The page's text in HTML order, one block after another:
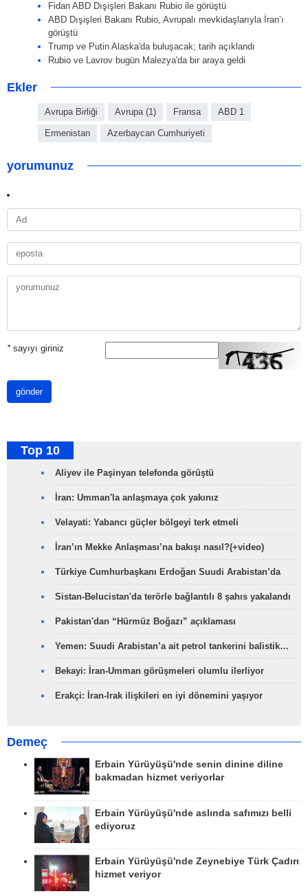
Fidan ABD Dışişleri Bakanı Rubio ile görüştü
ABD Dışişleri Bakanı Rubio, Avrupalı mevkidaşlarıyla İran’ı
görüştü
Trump ve Putin Alaska'da buluşacak; tarih açıklandı
Rubio ve Lavrov bugün Malezya'da bir araya geldi
Ekler
Avrupa Birliği Avrupa (1) Fransa ABD 1
Ermenistan Azerbaycan Cumhuriyeti
yorumunuz
*sayıyı giriniz
gönder
Top 10
Aliyev ile Paşinyan telefonda görüştü
İran: Umman'la anlaşmaya çok yakınız
Velayati: Yabancı güçler bölgeyi terk etmeli
İran’ın Mekke Anlaşması’na bakışı nasıl?(+video)
Türkiye Cumhurbaşkanı Erdoğan Suudi Arabistan’da
Sistan-Belucistan'da terörle bağlantılı 8 şahıs yakalandı
Pakistan'dan “Hürmüz Boğazı” açıklaması
Yemen: Suudi Arabistan’a ait petrol tankerini balistik…
Bekayi: İran-Umman görüşmeleri olumlu ilerliyor
Erakçi: İran-Irak ilişkileri en iyi dönemini yaşıyor
Demeç
Erbain Yürüyüşü'nde senin dinine diline
bakmadan hizmet veriyorlar
Erbain Yürüyüşü'nde aslında safımızı belli
ediyoruz
Erbain Yürüyüşü'nde Zeynebiye Türk Çadırı
hizmet veriyor